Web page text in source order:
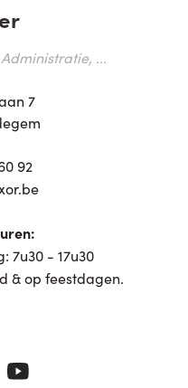
...
7
92
7u30 - 17u30
& op feestdagen.